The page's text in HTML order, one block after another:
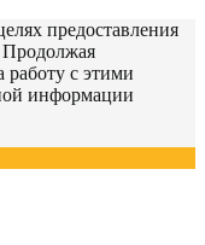
предоставления
Продолжая
работу с этими
информации